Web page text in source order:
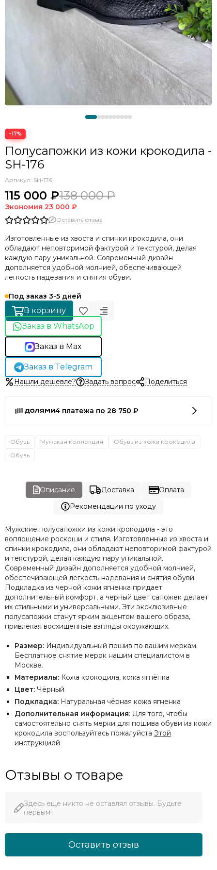
−17%
Полусапожки из кожи крокодила -
SH-176
Артикул: SH-176
115 000 ₽138 000 ₽
Экономия 23 000 ₽
Оставить отзыв
Изготовленные из хвоста и спинки крокодила, они
обладают неповторимой фактурой и текстурой, делая
каждую пару уникальной. Современный дизайн
дополняется удобной молнией, обеспечивающей
легкость надевания и снятия обуви.
Под заказ 3-5 дней
В корзину
Заказ в WhatsApp
Заказ в Max
Заказ в Telegram
Нашли дешевле? Задать вопрос Поделиться
4 платежа по 28 750 ₽
Обувь Мужская коллекция
Обувь из кожи крокодила
Обувь
Описание Доставка
Оплата
Рекомендации по уходу
Мужские полусапожки из кожи крокодила - это
воплощение роскоши и стиля. Изготовленные из хвоста и
спинки крокодила, они обладают неповторимой фактурой
и текстурой, делая каждую пару уникальной.
Современный дизайн дополняется удобной молнией,
обеспечивающей легкость надевания и снятия обуви.
Подкладка из черной кожи ягненка придает
дополнительный комфорт, а черный цвет сапожек делает
их стильными и универсальными. Эти эксклюзивные
полусапожки станут ярким акцентом вашего образа,
привлекая восхищенные взгляды окружающих.
Размер: Индивидуальный пошив по вашим меркам.
Бесплатное снятие мерок нашим специалистом в
Москве.
Материалы: Кожа крокодила, кожа ягнёнка
Цвет: Чёрный
Подкладка: Натуральная чёрная кожа ягненка
Дополнительная информация: Для того, чтобы
самостоятельно снять мерки для пошива обуви из кожи
крокодила воспользуйтесь пожалуйста Этой
инструкцией
Отзывы о товаре
Здесь еще никто не оставлял отзывы. Будьте
первым!
Оставить отзыв